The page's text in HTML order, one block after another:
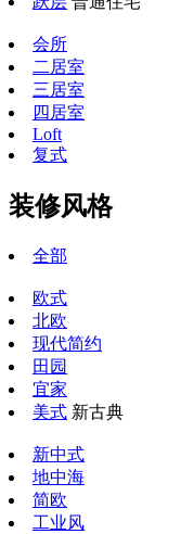
会所
二居室
三居室
四居室
Loft
复式
装修风格
全部
欧式
北欧
现代简约
田园
宜家
美式 新古典
新中式
地中海
简欧
工业风